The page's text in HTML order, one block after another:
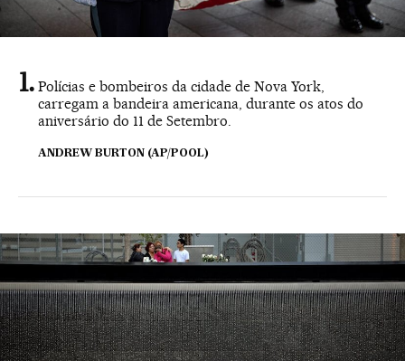
Polícias e bombeiros da cidade de Nova York,
carregam a bandeira americana, durante os atos do
aniversário do 11 de Setembro.
ANDREW BURTON (AP/POOL)